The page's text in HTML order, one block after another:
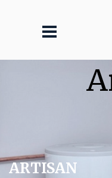
ARTISAN